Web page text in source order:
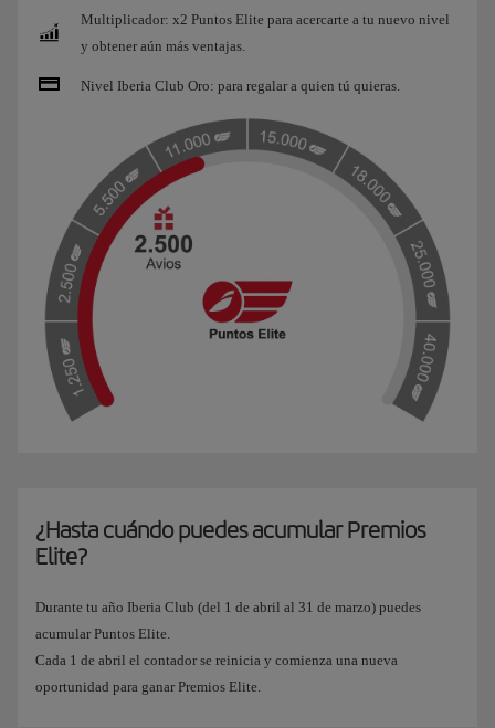
Multiplicador: x2 Puntos Elite para acercarte a tu nuevo nivel
y obtener aún más ventajas.
Nivel Iberia Club Oro: para regalar a quien tú quieras.
¿Hasta cuándo puedes acumular Premios
Elite?
Durante tu año Iberia Club (del 1 de abril al 31 de marzo) puedes
acumular Puntos Elite.
Cada 1 de abril el contador se reinicia y comienza una nueva
oportunidad para ganar Premios Elite.